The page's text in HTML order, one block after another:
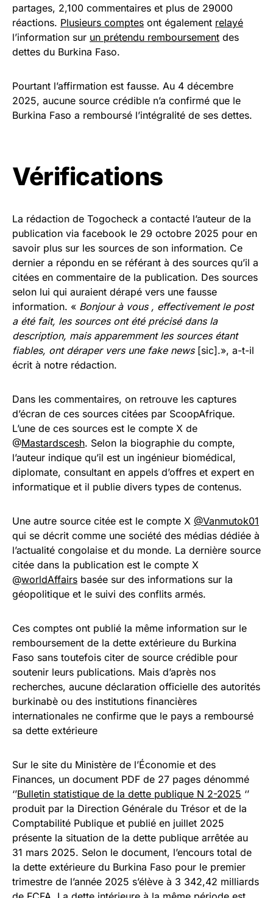
partages, 2,100 commentaires et plus de 29000
réactions. Plusieurs comptes ont également relayé
l’information sur un prétendu remboursement des
dettes du Burkina Faso.
Pourtant l’affirmation est fausse. Au 4 décembre
2025, aucune source crédible n’a confirmé que le
Burkina Faso a remboursé l’intégralité de ses dettes.
Vérifications
La rédaction de Togocheck a contacté l’auteur de la
publication via facebook le 29 octobre 2025 pour en
savoir plus sur les sources de son information. Ce
dernier a répondu en se référant à des sources qu’il a
citées en commentaire de la publication. Des sources
selon lui qui auraient dérapé vers une fausse
information. « Bonjour à vous , effectivement le post
a été fait, les sources ont été précisé dans la
description, mais apparemment les sources étant
fiables, ont déraper vers une fake news [sic].», a-t-il
écrit à notre rédaction.
Dans les commentaires, on retrouve les captures
d’écran de ces sources citées par ScoopAfrique.
L’une de ces sources est le compte X de
@Mastardscesh. Selon la biographie du compte,
l’auteur indique qu’il est un ingénieur biomédical,
diplomate, consultant en appels d’offres et expert en
informatique et il publie divers types de contenus.
Une autre source citée est le compte X @Vanmutok01
qui se décrit comme une société des médias dédiée à
l’actualité congolaise et du monde. La dernière source
citée dans la publication est le compte X
@worldAffairs basée sur des informations sur la
géopolitique et le suivi des conflits armés.
Ces comptes ont publié la même information sur le
remboursement de la dette extérieure du Burkina
Faso sans toutefois citer de source crédible pour
soutenir leurs publications. Mais d’après nos
recherches, aucune déclaration officielle des autorités
burkinabè ou des institutions financières
internationales ne confirme que le pays a remboursé
sa dette extérieure
Sur le site du Ministère de l’Économie et des
Finances, un document PDF de 27 pages dénommé
‘’Bulletin statistique de la dette publique N 2-2025 ‘’
produit par la Direction Générale du Trésor et de la
Comptabilité Publique et publié en juillet 2025
présente la situation de la dette publique arrêtée au
31 mars 2025. Selon le document, l’encours total de
la dette extérieure du Burkina Faso pour le premier
trimestre de l’année 2025 s’élève à 3 342,42 milliards